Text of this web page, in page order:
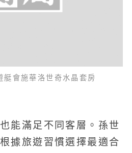
會施華洛世奇水晶套房
能滿足不同客層。孫世
據旅遊習慣選擇最適合